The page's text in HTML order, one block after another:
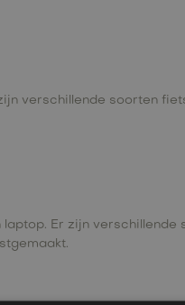
verschillende soorten
Er zijn